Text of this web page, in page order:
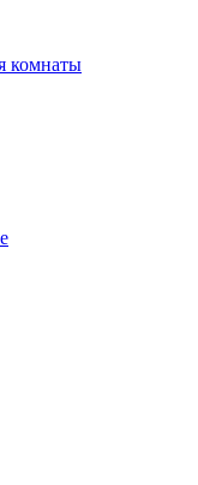
комнаты